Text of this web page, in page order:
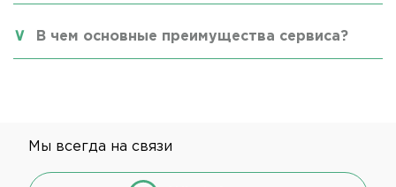
В чем основные преимущества сервиса?
Мы всегда на связи